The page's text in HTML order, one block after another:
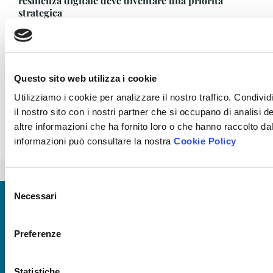
Questo sito web utilizza i cookie
Utilizziamo i cookie per analizzare il nostro traffico.
il nostro sito con i nostri partner che si occupano di analisi
altre informazioni che ha fornito loro o che hanno raccolto
informazioni può consultare la nostra Cookie Policy
Selezione
delNecessari
Preferenze
strategica
L’APPRENDIMENTO INFORMALE SUL LUOGO DI LAVORO FORMAZIONE ONLINE: LE TECNOLOGIE EMERGENTI NEL 2016
Iscriviti alla nostra newsletter
Ricevi le novità più utili per gestire al meglio la formazione